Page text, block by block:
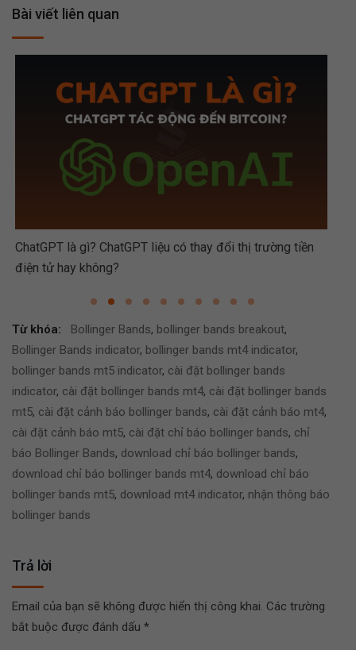
Bài viết liên quan
ChatGPT là gì? ChatGPT liệu có thay đổi thị trường tiền
điện tử hay không?
Từ khóa: Bollinger Bands, bollinger bands breakout,
Bollinger Bands indicator, bollinger bands mt4 indicator,
bollinger bands mt5 indicator, cài đặt bollinger bands
indicator, cài đặt bollinger bands mt4, cài đặt bollinger bands
mt5, cài đặt cảnh báo bollinger bands, cài đặt cảnh báo mt4,
cài đặt cảnh báo mt5, cài đặt chỉ báo bollinger bands, chỉ
báo Bollinger Bands, download chỉ báo bollinger bands,
download chỉ báo bollinger bands mt4, download chỉ báo
bollinger bands mt5, download mt4 indicator, nhận thông báo
bollinger bands
Trả lời
Email của bạn sẽ không được hiển thị công khai. Các trường
bắt buộc được đánh dấu *